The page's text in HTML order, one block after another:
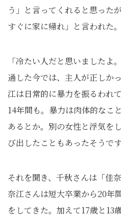
う」と言ってくれると思った
すぐに家に帰れ」と言われた。
「冷たい人だと思いましたよ
過した今では、主人が正しか
江は日常的に暴力を振るわれ
14年間も。暴力は肉体的なこ
あるとか。別の女性と浮気を
び出したこともあったそうです
それを聞き、千秋さんは「佳
奈江さんは短大卒業から20年
をしてきた。加えて17歳と13